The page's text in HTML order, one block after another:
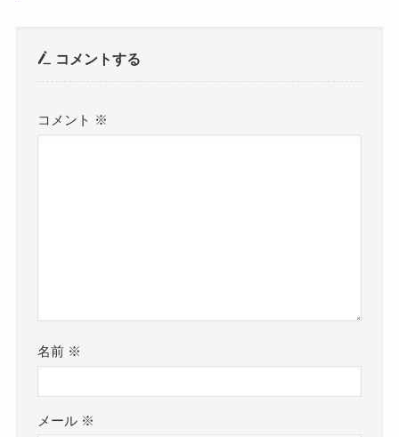
コメントする
コメント ※
名前 ※
メール ※